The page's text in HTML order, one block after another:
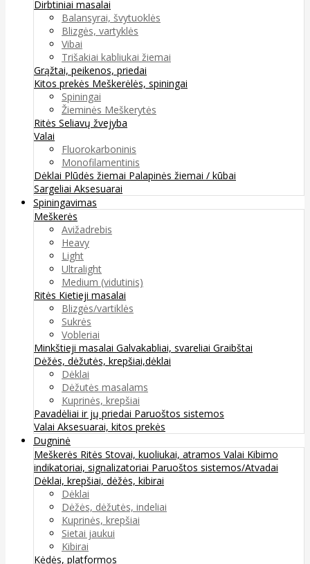
Dirbtiniai masalai
Balansyrai, švytuoklės
Blizgės, vartyklės
Vibai
Trišakiai kabliukai žiemai
Grąžtai, peikenos, priedai
Kitos prekės Meškerėlės, spiningai
Spiningai
Žieminės Meškerytės
Ritės Seliavų žvejyba
Valai
Fluorokarboninis
Monofilamentinis
Dėklai Plūdės žiemai Palapinės žiemai / kūbai
Sargeliai Aksesuarai
Spiningavimas
Meškerės
Avižadrebis
Heavy
Light
Ultralight
Medium (vidutinis)
Ritės Kietieji masalai
Blizgės/vartiklės
Sukrės
Vobleriai
Minkštieji masalai Galvakabliai, svareliai Graibštai
Dėžės, dėžutės, krepšiai,dėklai
Dėklai
Dėžutės masalams
Kuprinės, krepšiai
Pavadėliai ir jų priedai Paruoštos sistemos
Valai Aksesuarai, kitos prekės
Dugninė
Meškerės Ritės Stovai, kuoliukai, atramos Valai Kibimo
indikatoriai, signalizatoriai Paruoštos sistemos/Atvadai
Dėklai, krepšiai, dėžės, kibirai
Dėklai
Dėžės, dėžutės, indeliai
Kuprinės, krepšiai
Sietai jaukui
Kibirai
Kėdės, platformos